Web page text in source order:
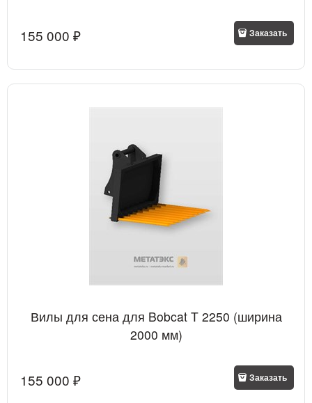
155 000 ₽ Заказать
Вилы для сена для Bobcat T 2250 (ширина
2000 мм)
155 000 ₽ Заказать